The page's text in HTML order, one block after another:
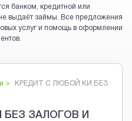
банком, кредитной или
выдаёт займы. Все предложения
услуг и помощь в оформлении
>
КРЕДИТ С ЛЮБОЙ КИ БЕЗ
ЗАЛОГОВ И